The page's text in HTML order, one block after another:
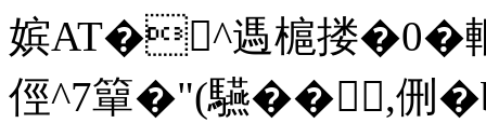
嫔AT�^遤槴搂�0�
俓^7簞�"(驠��,侀